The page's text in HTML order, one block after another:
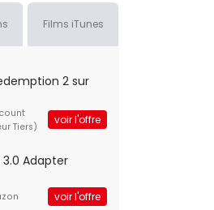
Films iTunes
2 sur
Tiers)
voir l'offre
3.0 Adapter
voir l'offre